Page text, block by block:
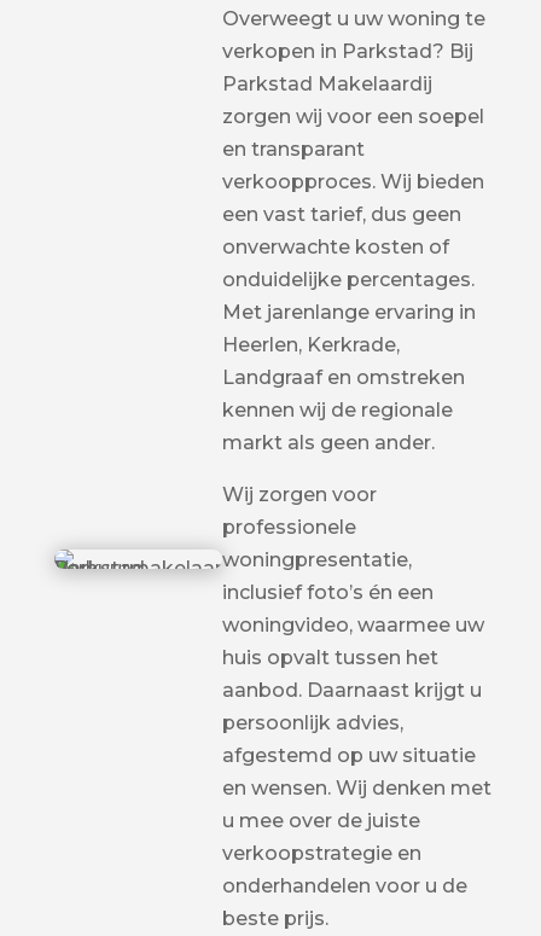
Overweegt u uw woning te
verkopen in Parkstad? Bij
Parkstad Makelaardij
zorgen wij voor een soepel
en transparant
verkoopproces. Wij bieden
een vast tarief, dus geen
onverwachte kosten of
onduidelijke percentages.
Met jarenlange ervaring in
Heerlen, Kerkrade,
Landgraaf en omstreken
kennen wij de regionale
markt als geen ander.
Wij zorgen voor
professionele
woningpresentatie,
inclusief foto’s én een
woningvideo, waarmee uw
huis opvalt tussen het
aanbod. Daarnaast krijgt u
persoonlijk advies,
afgestemd op uw situatie
en wensen. Wij denken met
u mee over de juiste
verkoopstrategie en
onderhandelen voor u de
beste prijs.